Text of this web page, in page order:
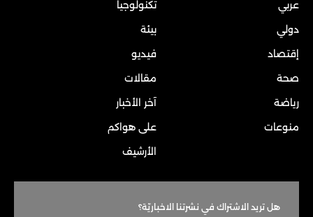
عربي
دولي
إقتصاد
صحة
رياضة
منوعات
تكنولوجيا
بيئة
فيديو
مقالات
آخر الأخبار
على هواكم
الأرشيف
هل تريد الاشتراك في نشرتنا الاخباريّة؟